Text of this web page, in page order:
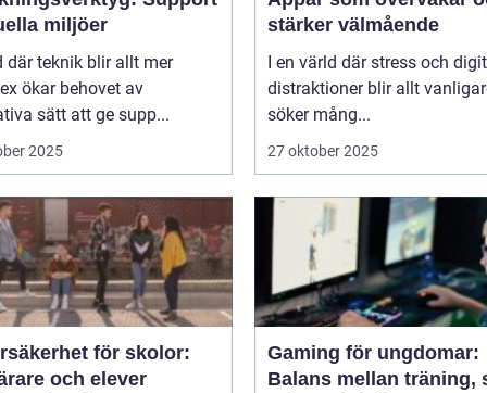
miljöer
där teknik blir allt mer
ökar behovet av
sätt att ge supp...
2025
stärker välmående
I en värld där stress och
distraktioner blir allt
söker mång...
27 oktober 2025
för skolor:
och elever
Gaming för ungdomar:
Balans mellan träning,